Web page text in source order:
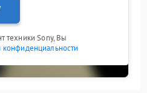
техники Sony, Вы
конфиденциальности